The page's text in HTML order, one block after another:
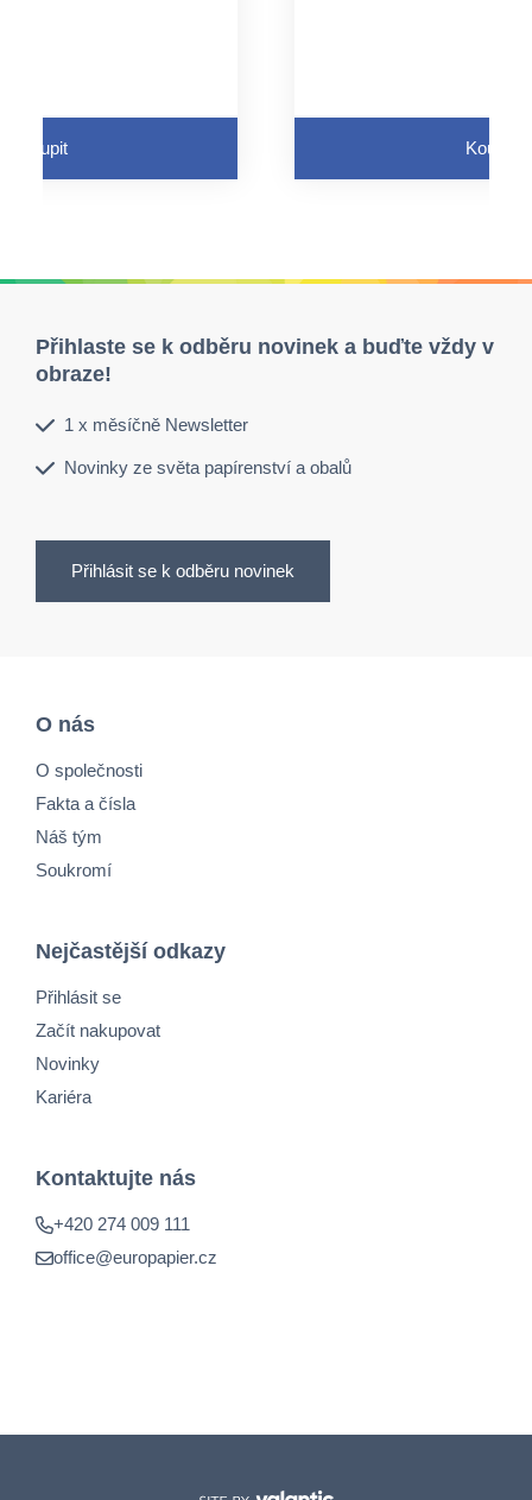
Koupit Koupit
Přihlaste se k odběru novinek a buďte vždy v
obraze!
1 x měsíčně Newsletter
Novinky ze světa papírenství a obalů
Přihlásit se k odběru novinek
O nás
O společnosti
Fakta a čísla
Náš tým
Soukromí
Nejčastější odkazy
Přihlásit se
Začít nakupovat
Novinky
Kariéra
Kontaktujte nás
+420 274 009 111
office@europapier.cz